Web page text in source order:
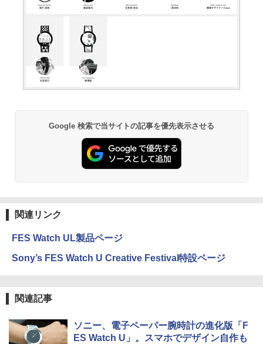
Google 検索で当サイトの記事を優先表示させる
関連リンク
FES Watch UL製品ページ
Sony’s FES Watch U Creative Festival特設ページ
関連記事
ソニー、電子ペーパー腕時計の進化版「F
ES Watch U」。スマホでデザイン自作も